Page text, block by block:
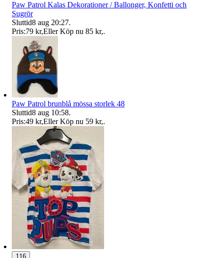
Paw Patrol Kalas Dekorationer / Ballonger, Konfetti och
Sugrör
Sluttid8 aug 20:27.
Pris:79 kr,Eller Köp nu 85 kr,.
Paw Patrol brunblå mössa storlek 48
Sluttid8 aug 10:58.
Pris:49 kr,Eller Köp nu 59 kr,.
116